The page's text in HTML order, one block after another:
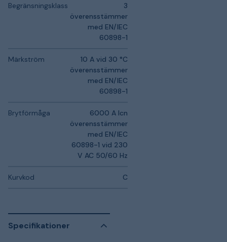
Begränsningsklass
3
överensstämmer
med EN/IEC
60898-1
Märkström
10 A vid 30 °C
överensstämmer
med EN/IEC
60898-1
Brytförmåga
6000 A Icn
överensstämmer
med EN/IEC
60898-1 vid 230
V AC 50/60 Hz
Kurvkod C
Specifikationer